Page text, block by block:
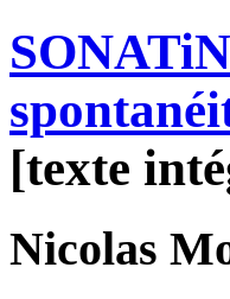
[texte
Nicolas